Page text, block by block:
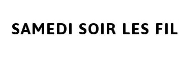
SAMEDI SOIR LES